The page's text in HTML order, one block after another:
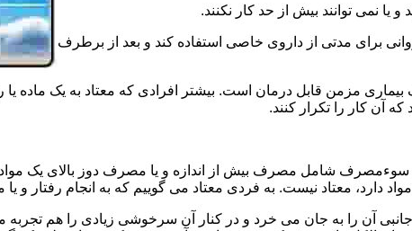
و یا نمی توانند بیش از حد کار نکنند.
برای مدتی از داروی خاصی استفاده کند و بعد از برطرف
مزمن قابل درمان است. بیشتر افرادی که معتاد به یک ماده یا
که آن کار را تکرار کنند.
سوءمصرف شامل مصرف بیش از اندازه و یا مصرف دوز بالای یک
معتاد نیست. به فردی معتاد می گوییم که به انجام رفتار و
آن را به جان می خرد و در کنار آن سرخوشی زیادی را هم تجربه